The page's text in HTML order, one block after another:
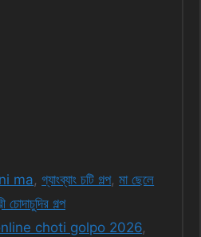
ma,গ্যাংব্যাং চটি গল্প,মা ছেলে
চোদাচুদির গল্প
choti golpo 2026,